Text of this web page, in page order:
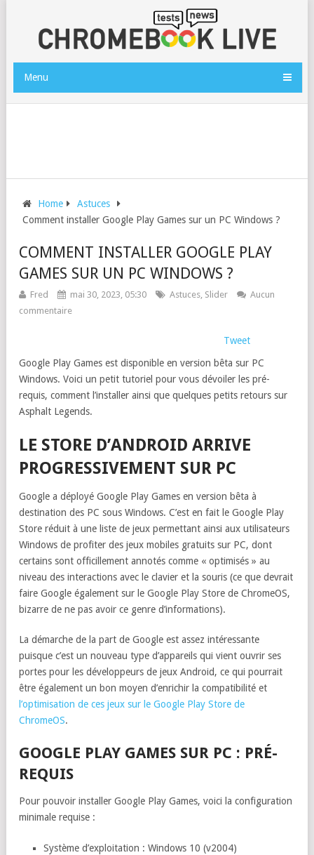
Menu
Home
Astuces
Comment installer Google Play Games sur un PC Windows ?
COMMENT INSTALLER GOOGLE PLAY
GAMES SUR UN PC WINDOWS ?
Fred mai 30, 2023, 05:30 Astuces, Slider
Aucun
commentaire
Tweet
Google Play Games est disponible en version bêta sur PC
Windows. Voici un petit tutoriel pour vous dévoiler les pré-
requis, comment l’installer ainsi que quelques petits retours sur
Asphalt Legends.
LE STORE D’ANDROID ARRIVE
PROGRESSIVEMENT SUR PC
Google a déployé Google Play Games en version bêta à
destination des PC sous Windows. C’est en fait le Google Play
Store réduit à une liste de jeux permettant ainsi aux utilisateurs
Windows de profiter des jeux mobiles gratuits sur PC, dont
certains sont officillement annotés comme « optimisés » au
niveau des interactions avec le clavier et la souris (ce que devrait
faire Google également sur le Google Play Store de ChromeOS,
bizarre de ne pas avoir ce genre d’informations).
La démarche de la part de Google est assez intéressante
puisque c’est un nouveau type d’appareils qui vient ouvrir ses
portes pour les développeurs de jeux Android, ce qui pourrait
être également un bon moyen d’enrichir la compatibilité et
l’optimisation de ces jeux sur le Google Play Store de
ChromeOS.
GOOGLE PLAY GAMES SUR PC : PRÉ-
REQUIS
Pour pouvoir installer Google Play Games, voici la configuration
minimale requise :
Système d’exploitation : Windows 10 (v2004)